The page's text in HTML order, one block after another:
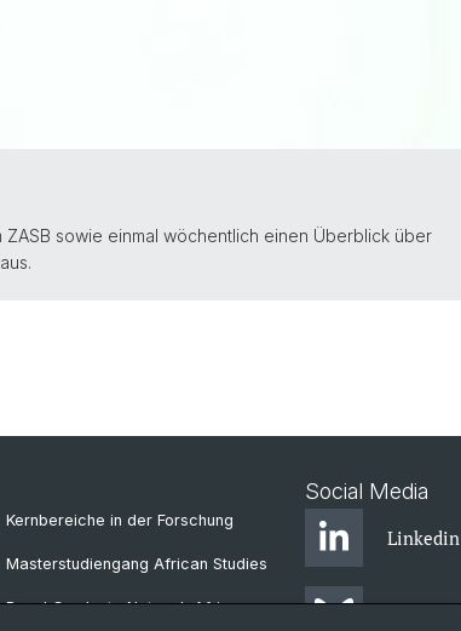
sowie einmal wöchentlich einen Überblick über
Kernbereiche in der Forschung
Masterstudiengang African Studies
Basel Graduate Network African
Social Media
Linkedin